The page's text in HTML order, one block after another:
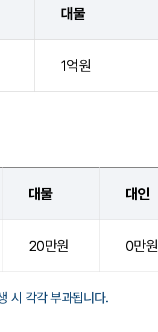
대물
1억원
대물 대인
20만원 0만원
시 각각 부과됩니다.